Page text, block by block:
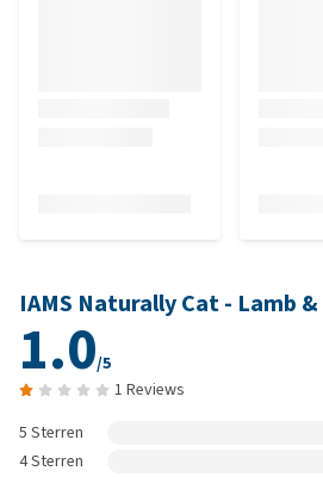
IAMS Naturally Cat - Lamb
1.0/5
1 Reviews
5 Sterren
4 Sterren